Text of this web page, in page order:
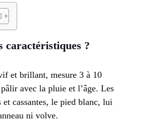
caractéristiques ?
et brillant, mesure 3 à 10
avec la pluie et l’âge. Les
et cassantes, le pied blanc, lui
ni volve.